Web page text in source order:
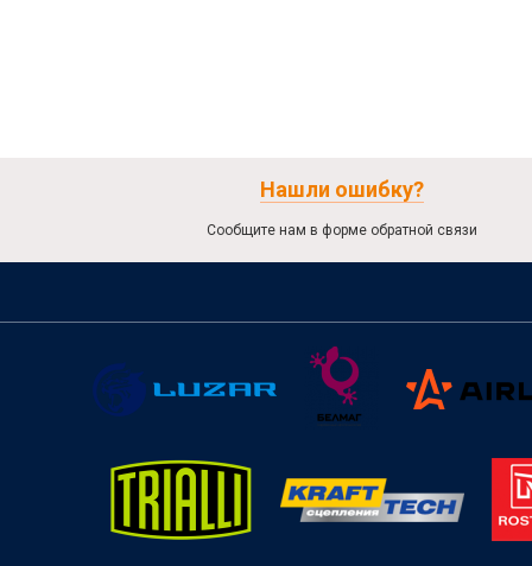
Нашли ошибку?
Сообщите нам в форме обратной связи